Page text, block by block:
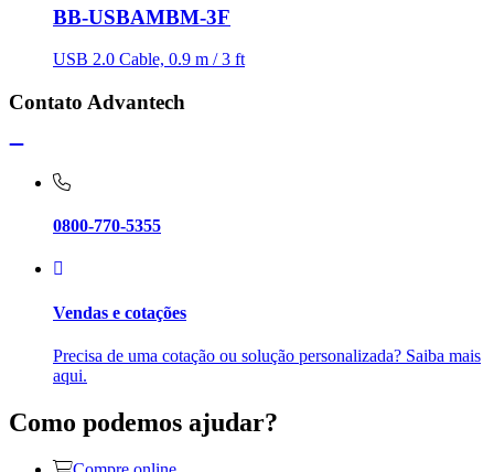
BB-USBAMBM-3F
USB 2.0 Cable, 0.9 m / 3 ft
Contato Advantech
0800-770-5355
Vendas e cotações
Precisa de uma cotação ou solução personalizada? Saiba mais
aqui.
Como podemos ajudar?